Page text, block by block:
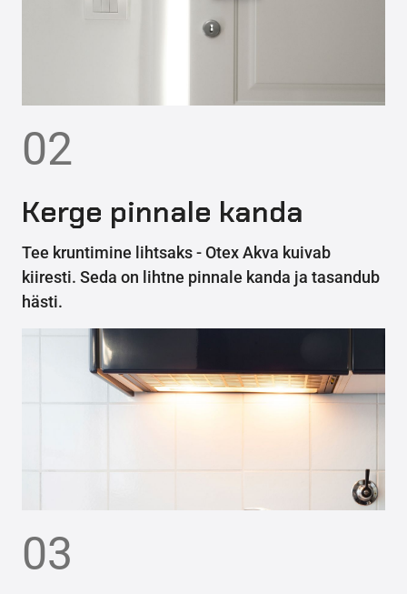
02
Kerge pinnale kanda
Tee kruntimine lihtsaks - Otex Akva kuivab
kiiresti. Seda on lihtne pinnale kanda ja tasandub
hästi.
03